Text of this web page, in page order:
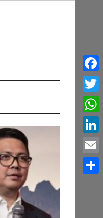
Email